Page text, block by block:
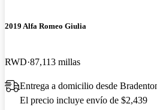
2019 Alfa Romeo Giulia
RWD 87,113 millas
Entrega a domicilio desde
El precio incluye envío de $2,439